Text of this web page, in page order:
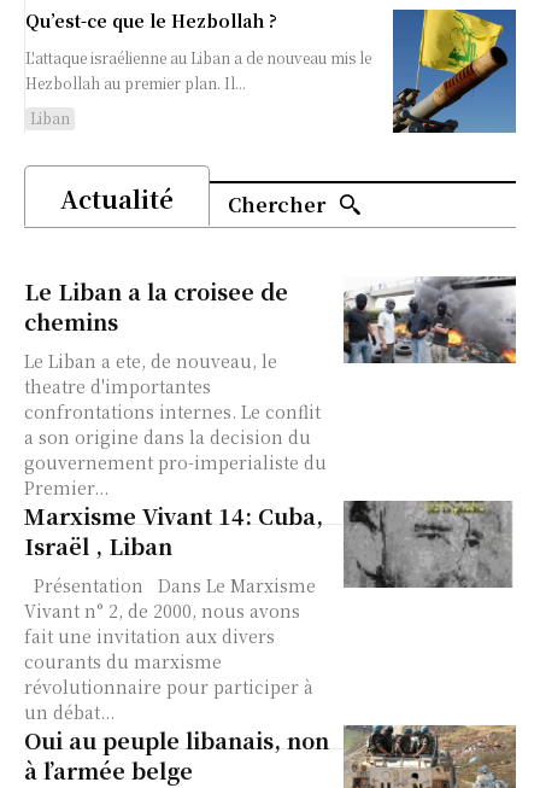
Qu’est-ce que le Hezbollah ?
L'attaque israélienne au Liban a de nouveau mis le
Hezbollah au premier plan. Il...
Liban
Actualité Chercher
Le Liban a la croisee de
chemins
Le Liban a ete, de nouveau, le
theatre d'importantes
confrontations internes. Le conflit
a son origine dans la decision du
gouvernement pro-imperialiste du
Premier...
Marxisme Vivant 14: Cuba,
Israël , Liban
Présentation Dans Le Marxisme
Vivant n° 2, de 2000, nous avons
fait une invitation aux divers
courants du marxisme
révolutionnaire pour participer à
un débat...
Oui au peuple libanais, non
à l’armée belge